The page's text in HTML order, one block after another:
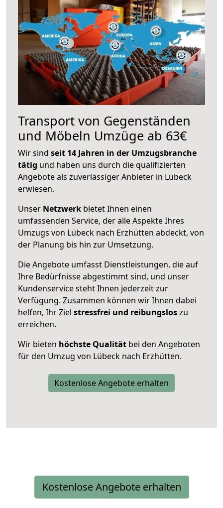
Transport von Gegenständen
und Möbeln Umzüge ab 63€
Wir sind seit 14 Jahren in der Umzugsbranche
tätig und haben uns durch die qualifizierten
Angebote als zuverlässiger Anbieter in Lübeck
erwiesen.
Unser Netzwerk bietet Ihnen einen
umfassenden Service, der alle Aspekte Ihres
Umzugs von Lübeck nach Erzhütten abdeckt, von
der Planung bis hin zur Umsetzung.
Die Angebote umfasst Dienstleistungen, die auf
Ihre Bedürfnisse abgestimmt sind, und unser
Kundenservice steht Ihnen jederzeit zur
Verfügung. Zusammen können wir Ihnen dabei
helfen, Ihr Ziel stressfrei und reibungsloszu
erreichen.
Wir bieten höchste Qualität bei den Angeboten
für den Umzug von Lübeck nach Erzhütten.
Kostenlose Angebote erhalten
Kostenlose Angebote erhalten